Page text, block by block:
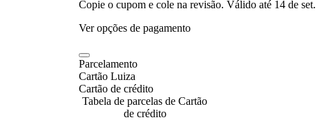
Copie o cupom e cole na revisão. Válido até 14 de set.
Ver opções de pagamento
Parcelamento
Cartão Luiza
Cartão de crédito
Tabela de parcelas de Cartão
de crédito